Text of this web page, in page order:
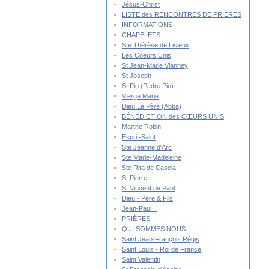
Jésus-Christ
LISTE des RENCONTRES DE PRIÈRES
INFORMATIONS
CHAPELETS
Ste Thérèse de Lisieux
Les Coeurs Unis
St Jean-Marie Vianney
St Joseph
St Pio (Padre Pio)
Vierge Marie
Dieu Le Père (Abba)
BÉNÉDICTION des CŒURS UNIS
Marthe Robin
Esprit-Saint
Ste Jeanne d'Arc
Ste Marie-Madeleine
Ste Rita de Cascia
St Pierre
St Vincent de Paul
Dieu - Père & Fils
Jean-Paul II
PRIÈRES
QUI SOMMES NOUS
Saint Jean-François Régis
Saint Louis - Roi de France
Saint Valentin